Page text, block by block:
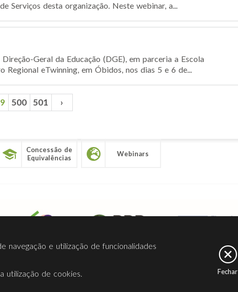
Serviços desta organização. Neste webinar, a...
Geral da Educação (DGE), em parceria a Escola
Regional eTwinning, em Óbidos, nos dias 5 e 6 de...
500 501 ›
Concessão de
Equivalências
Webinars
Ligações Facebook
navegação e utilização de funcionalidades
utilização de cookies.
Fechar